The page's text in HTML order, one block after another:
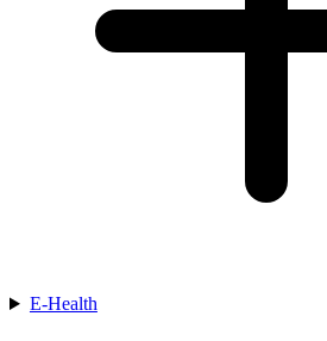
E-Health